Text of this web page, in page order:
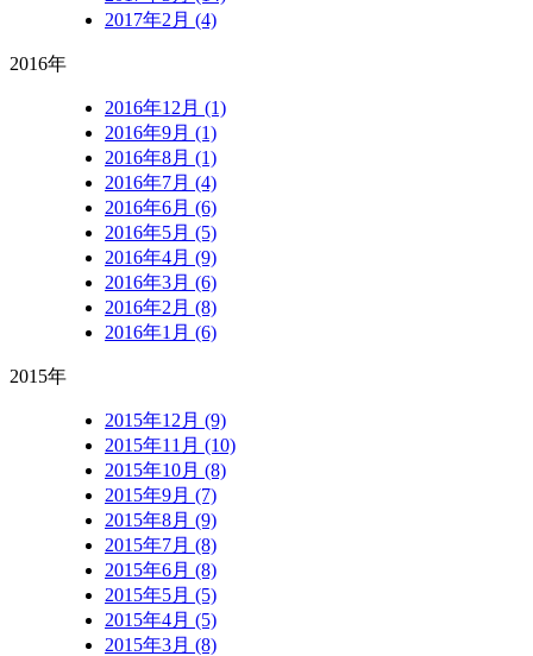
2017年2月 (4)
2016年
2016年12月 (1)
2016年9月 (1)
2016年8月 (1)
2016年7月 (4)
2016年6月 (6)
2016年5月 (5)
2016年4月 (9)
2016年3月 (6)
2016年2月 (8)
2016年1月 (6)
2015年
2015年12月 (9)
2015年11月 (10)
2015年10月 (8)
2015年9月 (7)
2015年8月 (9)
2015年7月 (8)
2015年6月 (8)
2015年5月 (5)
2015年4月 (5)
2015年3月 (8)